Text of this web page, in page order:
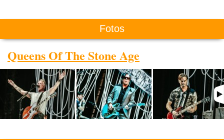
Fotos
Queens Of The Stone Age